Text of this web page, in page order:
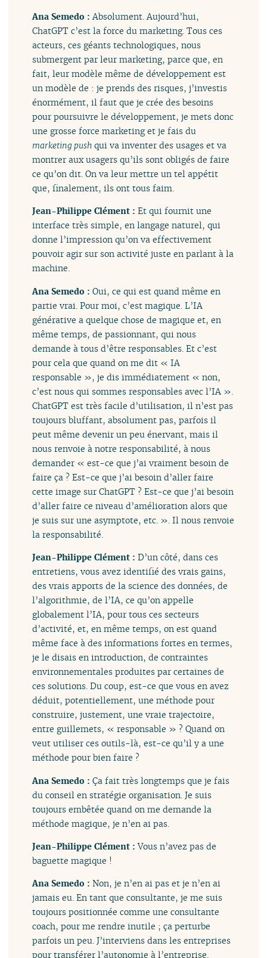
Ana Semedo :Absolument. Aujourd’hui,
ChatGPT c’est la force du marketing. Tous ces
acteurs, ces géants technologiques, nous
submergent par leur marketing, parce que, en
fait, leur modèle même de développement est
un modèle de : je prends des risques, j’investis
énormément, il faut que je crée des besoins
pour poursuivre le développement, je mets donc
une grosse force marketing et je fais du
marketing push qui va inventer des usages et va
montrer aux usagers qu’ils sont obligés de faire
ce qu’on dit. On va leur mettre un tel appétit
que, finalement, ils ont tous faim.
Jean-Philippe Clément :Et qui fournit une
interface très simple, en langage naturel, qui
donne l’impression qu’on va effectivement
pouvoir agir sur son activité juste en parlant à la
machine.
Ana Semedo :Oui, ce qui est quand même en
partie vrai. Pour moi, c’est magique. L’IA
générative a quelque chose de magique et, en
même temps, de passionnant, qui nous
demande à tous d’être responsables. Et c’est
pour cela que quand on me dit « IA
responsable », je dis immédiatement « non,
c’est nous qui sommes responsables avec l’IA ».
ChatGPT est très facile d’utilisation, il n’est pas
toujours bluffant, absolument pas, parfois il
peut même devenir un peu énervant, mais il
nous renvoie à notre responsabilité, à nous
demander « est-ce que j’ai vraiment besoin de
faire ça ? Est-ce que j’ai besoin d’aller faire
cette image sur ChatGPT ? Est-ce que j’ai besoin
d’aller faire ce niveau d’amélioration alors que
je suis sur une asymptote, etc. ». Il nous renvoie
la responsabilité.
Jean-Philippe Clément :D’un côté, dans ces
entretiens, vous avez identifié des vrais gains,
des vrais apports de la science des données, de
l’algorithmie, de l’IA, ce qu’on appelle
globalement l’IA, pour tous ces secteurs
d’activité, et, en même temps, on est quand
même face à des informations fortes en termes,
je le disais en introduction, de contraintes
environnementales produites par certaines de
ces solutions. Du coup, est-ce que vous en avez
déduit, potentiellement, une méthode pour
construire, justement, une vraie trajectoire,
entre guillemets, « responsable » ? Quand on
veut utiliser ces outils-là, est-ce qu’il y a une
méthode pour bien faire ?
Ana Semedo :Ça fait très longtemps que je fais
du conseil en stratégie organisation. Je suis
toujours embêtée quand on me demande la
méthode magique, je n’en ai pas.
Jean-Philippe Clément :Vous n’avez pas de
baguette magique !
Ana Semedo :Non, je n’en ai pas et je n’en ai
jamais eu. En tant que consultante, je me suis
toujours positionnée comme une consultante
coach, pour me rendre inutile ; ça perturbe
parfois un peu. J’interviens dans les entreprises
pour transférer l’autonomie à l’entreprise.